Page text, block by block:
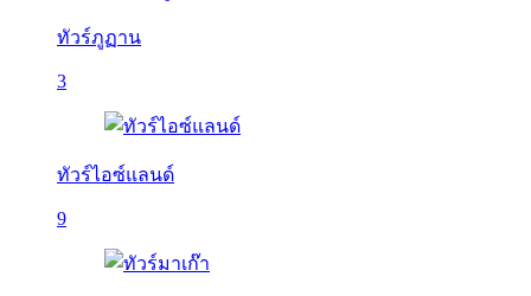
ทัวร์ภูฏาน
3
ทัวร์ไอซ์แลนด์
9